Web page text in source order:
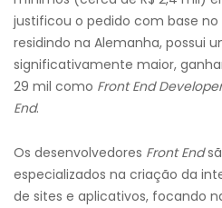
justificou o pedido com base
residindo na Alemanha, possui
significativamente maior,
29 mil como Front End Developer
End.
Os desenvolvedores Front End
especializados na criação da
de sites e aplicativos, focando